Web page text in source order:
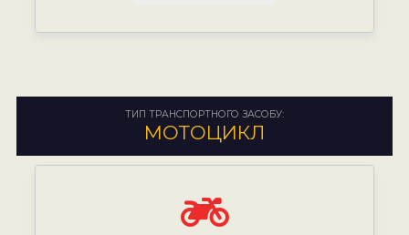
ТИП ТРАНСПОРТНОГО ЗАСОБУ:
МОТОЦИКЛ